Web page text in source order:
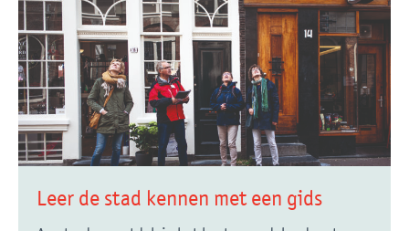
Leer de stad kennen met een gids